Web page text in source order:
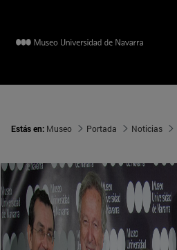
Estás en: Museo Portada Noticias